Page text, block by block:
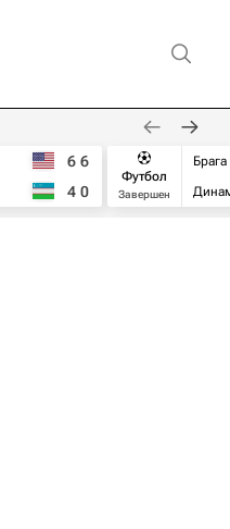
6 6
4 0
Футбол
Завершен
Брага